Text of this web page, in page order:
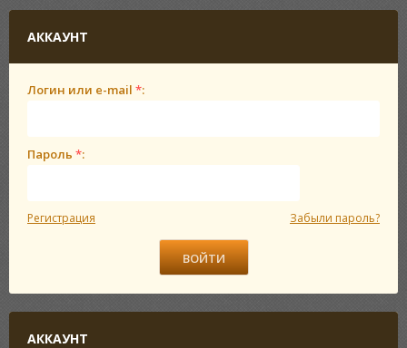
АККАУНТ
Логин или e-mail *:
Пароль *:
Регистрация Забыли пароль?
АККАУНТ